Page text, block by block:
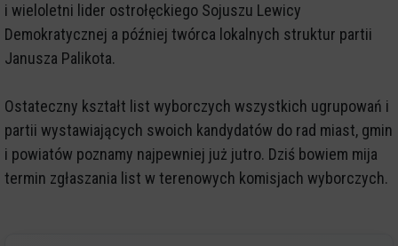
i wieloletni lider ostrołęckiego Sojuszu Lewicy
Demokratycznej a później twórca lokalnych struktur partii
Janusza Palikota.
Ostateczny kształt list wyborczych wszystkich ugrupowań i
partii wystawiających swoich kandydatów do rad miast, gmin
i powiatów poznamy najpewniej już jutro. Dziś bowiem mija
termin zgłaszania list w terenowych komisjach wyborczych.